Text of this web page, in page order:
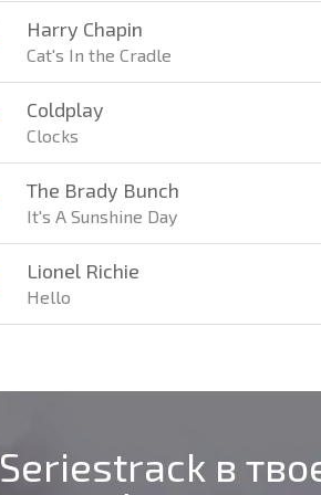
Harry Chapin
Cat's In the Cradle
Coldplay
Clocks
The Brady Bunch
It's A Sunshine Day
Lionel Richie
Hello
Seriestrack в